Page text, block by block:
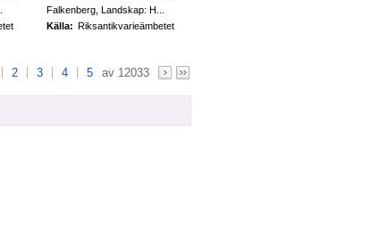
Falkenberg, Landskap: H...
Källa: Riksantikvarieämbetet
2 3 4 5 av 12033